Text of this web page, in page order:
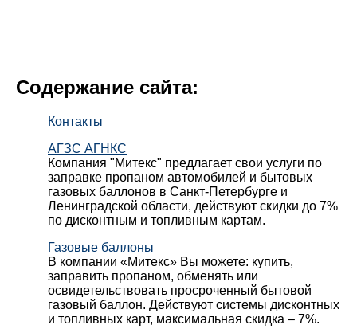
Содержание сайта:
Контакты
АГЗС АГНКС
Компания "Митекс" предлагает свои услуги по
заправке пропаном автомобилей и бытовых
газовых баллонов в Санкт-Петербурге и
Ленинградской области, действуют скидки до 7%
по дисконтным и топливным картам.
Газовые баллоны
В компании «Митекс» Вы можете: купить,
заправить пропаном, обменять или
освидетельствовать просроченный бытовой
газовый баллон. Действуют системы дисконтных
и топливных карт, максимальная скидка – 7%.